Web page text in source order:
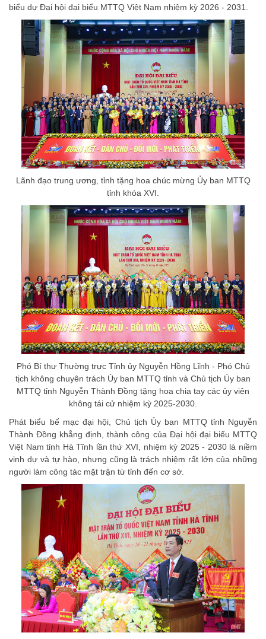
biểu dự Đại hội đại biểu MTTQ Việt Nam nhiệm kỳ 2026 - 2031.
Lãnh đạo trung ương, tỉnh tặng hoa chúc mừng Ủy ban MTTQ
tỉnh khóa XVI.
Phó Bí thư Thường trực Tỉnh ủy Nguyễn Hồng Lĩnh - Phó Chủ
tịch không chuyên trách Ủy ban MTTQ tỉnh và Chủ tịch Ủy ban
MTTQ tỉnh Nguyễn Thành Đồng tặng hoa chia tay các ủy viên
không tái cử nhiệm kỳ 2025-2030.
Phát biểu bế mạc đại hội, Chủ tịch Ủy ban MTTQ tỉnh Nguyễn
Thành Đồng khẳng định, thành công của Đại hội đại biểu MTTQ
Việt Nam tỉnh Hà Tĩnh lần thứ XVI, nhiệm kỳ 2025 - 2030 là niềm
vinh dự và tự hào, nhưng cũng là trách nhiệm rất lớn của những
người làm công tác mặt trận từ tỉnh đến cơ sở.